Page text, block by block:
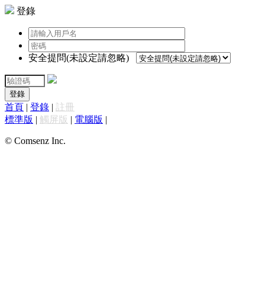
登錄
安全提問(未設定請忽略)
登錄
首頁 | 登錄 | 註冊
標準版 | 觸屏版 | 電腦版 |
© Comsenz Inc.